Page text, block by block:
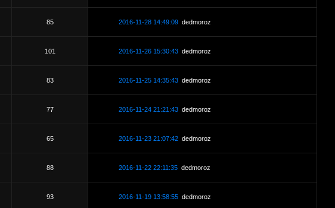
85 2016-11-28 14:49:09 dedmoroz
101 2016-11-26 15:30:43 dedmoroz
83 2016-11-25 14:35:43 dedmoroz
77 2016-11-24 21:21:43 dedmoroz
65 2016-11-23 21:07:42 dedmoroz
88 2016-11-22 22:11:35 dedmoroz
93 2016-11-19 13:58:55 dedmoroz